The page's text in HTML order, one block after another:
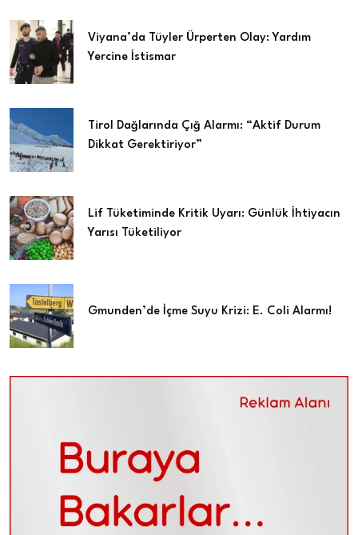
Viyana’da Tüyler Ürperten Olay: Yardım
Yercine İstismar
Tirol Dağlarında Çığ Alarmı: “Aktif Durum
Dikkat Gerektiriyor”
Lif Tüketiminde Kritik Uyarı: Günlük İhtiyacın
Yarısı Tüketiliyor
Gmunden’de İçme Suyu Krizi: E. Coli Alarmı!